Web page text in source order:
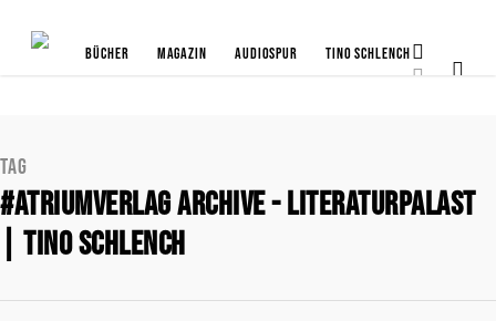
Bücher Magazin Audiospur Tino Schlench
Tag
#atriumverlag Archive - Literaturpalast
| Tino Schlench